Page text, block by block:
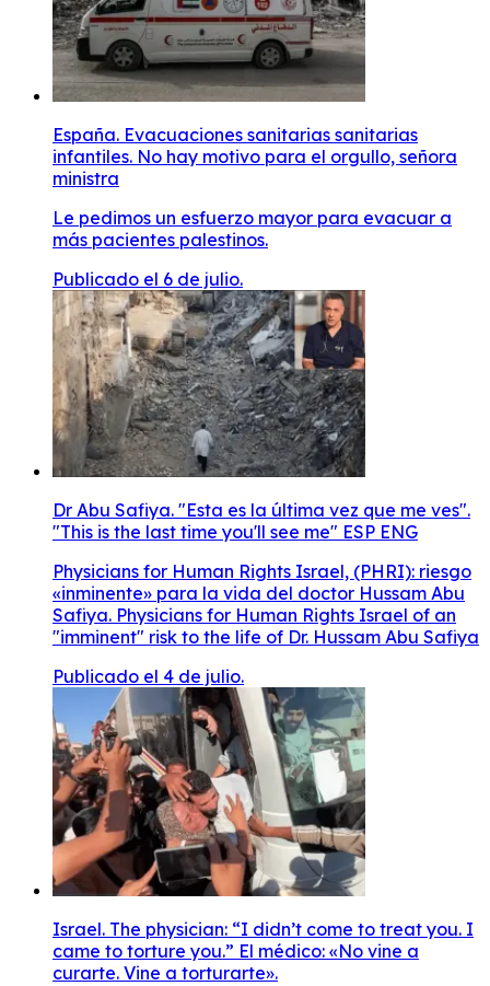
España. Evacuaciones sanitarias sanitarias
infantiles. No hay motivo para el orgullo, señora
ministra
Le pedimos un esfuerzo mayor para evacuar a
más pacientes palestinos.
Publicado el 6 de julio.
Dr Abu Safiya. "Esta es la última vez que me ves".
"This is the last time you'll see me" ESP ENG
Physicians for Human Rights Israel, (PHRI): riesgo
«inminente» para la vida del doctor Hussam Abu
Safiya. Physicians for Human Rights Israel of an
"imminent" risk to the life of Dr. Hussam Abu Safiya
Publicado el 4 de julio.
Israel. The physician: “I didn’t come to treat you. I
came to torture you.” El médico: «No vine a
curarte. Vine a torturarte».